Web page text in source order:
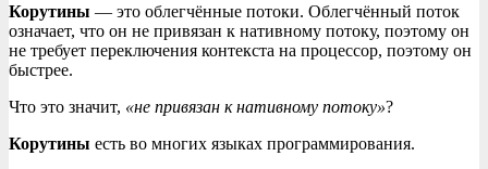
Корутины — это облегчённые потоки. Облегчённый поток
означает, что он не привязан к нативному потоку, поэтому он
не требует переключения контекста на процессор, поэтому он
быстрее.
Что это значит, «не привязан к нативному потоку»?
Корутины есть во многих языках программирования.